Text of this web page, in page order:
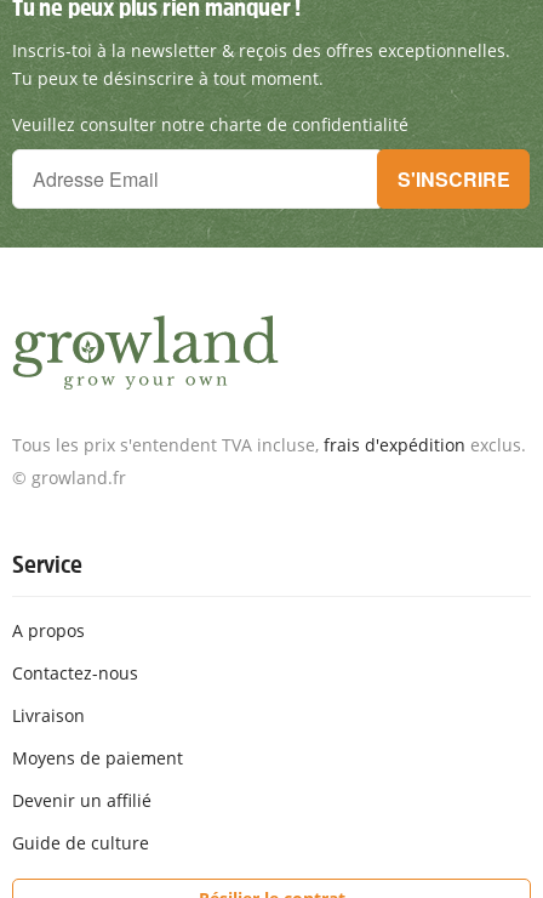
Tu ne peux plus rien manquer !
Inscris-toi à la newsletter & reçois des offres
Tu ne peux plus rien manquer !
Inscris-toi à la newsletter & reçois des offres exceptionnelles.
Tu peux te désinscrire à tout moment.
Veuillez consulter notre charte de confidentialité
Tu ne peux plus rien manquer !
Inscris-toi à la newsletter & reçois des offres exceptionnelles.
S'INSCRIRE
Tous les prix s'entendent TVA incluse, frais d'expédition exclus.
© growland.fr
Service
A propos
Contactez-nous
Livraison
Moyens de paiement
Devenir un affilié
Guide de culture